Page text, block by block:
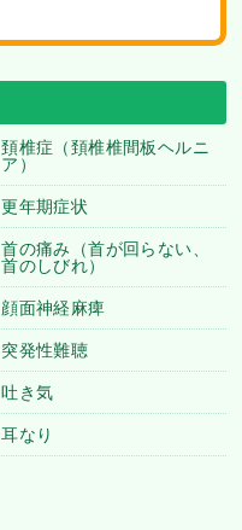
頚椎症（頚椎椎間板ヘルニ
ア）
更年期症状
首の痛み（首が回らない、
首のしびれ）
顔面神経麻痺
突発性難聴
吐き気
耳なり